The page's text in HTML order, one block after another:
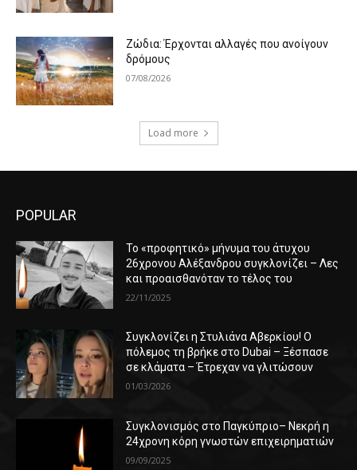
Ζώδια: Έρχονται αλλαγές που ανοίγουν
δρόμους
07/08/2026
Load more
POPULAR
Το «προφητικό» μήνυμα του άτυχου
26χρονου Αλέξανδρου συγκλονίζει – Λες
και προαισθανόταν το τέλος του
22/11/2025
Συγκλονίζει η Στυλιάνα Αβερκίου! Ο
πόλεμος τη βρήκε στο Dubai – Ξέσπασε
σε κλάματα – Έτρεχαν να γλιτώσουν
01/03/2026
Συγκλονισμός στο Παγκύπριο– Νεκρή η
24χρονη κόρη γνωστών επιχειρηματιών
09/09/2025